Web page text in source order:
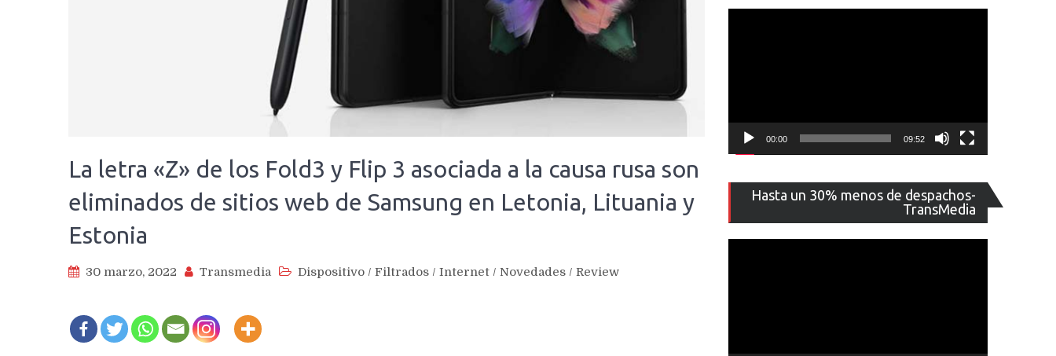
La letra «Z» de los Fold3 y Flip 3 asociada a la causa rusa son
eliminados de sitios web de Samsung en Letonia, Lituania y
Estonia
30 marzo, 2022 Transmedia Dispositivo / Filtrados / Internet / Novedades / Review
00:00 09:52
Hasta un 30% menos de despachos-
TransMedia
de
vídeo